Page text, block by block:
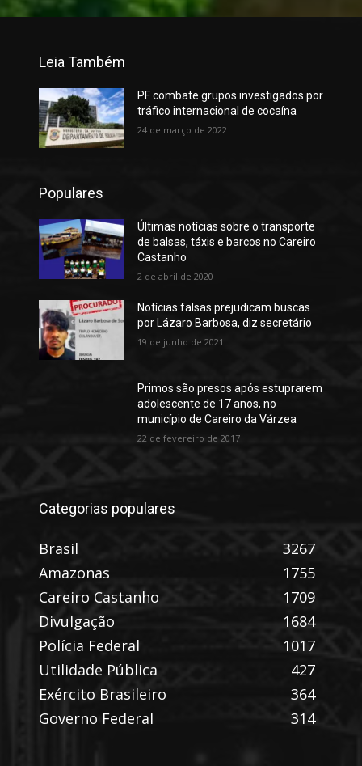
Leia Também
PF combate grupos investigados por
tráfico internacional de cocaína
24 de março de 2022
Populares
Últimas notícias sobre o transporte
de balsas, táxis e barcos no Careiro
Castanho
2 de abril de 2020
Notícias falsas prejudicam buscas
por Lázaro Barbosa, diz secretário
19 de junho de 2021
Primos são presos após estuprarem
adolescente de 17 anos, no
município de Careiro da Várzea
22 de fevereiro de 2017
Categorias populares
Brasil
3267
Amazonas
1755
Careiro Castanho
1709
Divulgação
1684
Polícia Federal
1017
Utilidade Pública
427
Exército Brasileiro
364
Governo Federal
314